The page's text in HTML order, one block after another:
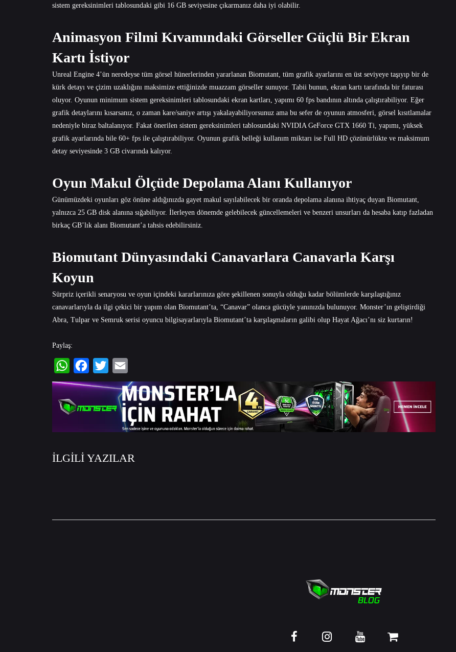
sistem gereksinimleri tablosundaki gibi 16 GB seviyesine çıkarmanız daha iyi olabilir.
Animasyon Filmi Kıvamındaki Görseller Güçlü Bir Ekran
Kartı İstiyor
Unreal Engine 4’ün neredeyse tüm görsel hünerlerinden yararlanan Biomutant, tüm grafik ayarlarını en üst seviyeye taşıyıp bir de
kürk detayı ve çizim uzaklığını maksimize ettiğinizde muazzam görseller sunuyor. Tabii bunun, ekran kartı tarafında bir faturası
oluyor. Oyunun minimum sistem gereksinimleri tablosundaki ekran kartları, yapımı 60 fps bandının altında çalıştırabiliyor. Eğer
grafik detaylarını kısarsanız, o zaman kare/saniye artışı yakalayabiliyorsunuz ama bu sefer de oyunun atmosferi, görsel kısıtlamalar
nedeniyle biraz baltalanıyor. Fakat önerilen sistem gereksinimleri tablosundaki NVIDIA GeForce GTX 1660 Ti, yapımı, yüksek
grafik ayarlarında bile 60+ fps ile çalıştırabiliyor. Oyunun grafik belleği kullanım miktarı ise Full HD çözünürlükte ve maksimum
detay seviyesinde 3 GB civarında kalıyor.
Oyun Makul Ölçüde Depolama Alanı Kullanıyor
Günümüzdeki oyunları göz önüne aldığınızda gayet makul sayılabilecek bir oranda depolama alanına ihtiyaç duyan Biomutant,
yalnızca 25 GB disk alanına sığabiliyor. İlerleyen dönemde gelebilecek güncellemeleri ve benzeri unsurları da hesaba katıp fazladan
birkaç GB’lık alanı Biomutant’a tahsis edebilirsiniz.
Biomutant Dünyasındaki Canavarlara Canavarla Karşı
Koyun
Sürpriz içerikli senaryosu ve oyun içindeki kararlarınıza göre şekillenen sonuyla olduğu kadar bölümlerde karşılaştığınız
canavarlarıyla da ilgi çekici bir yapım olan Biomutant’ta, “Canavar” olanca gücüyle yanınızda bulunuyor. Monster’ın geliştirdiği
Abra, Tulpar ve Semruk serisi oyuncu bilgisayarlarıyla Biomutant’ta karşılaşmaların galibi olup Hayat Ağacı’nı siz kurtarın!
Paylaş:
WhatsAppFacebookTwitterEmail
İLGİLİ YAZILAR